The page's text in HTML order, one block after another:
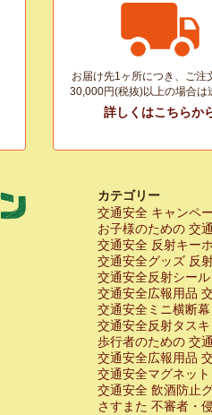
お届け先1ヶ所につき、ご注
30,000円(税抜)以上の場合は
詳しくはこちらか
カテゴリー
交通安全 キャンペ
お子様のための 交
交通安全 反射キー
交通安全グッズ 反
交通安全反射シール
交通安全広報用品
交通安全ミニ横断
交通安全反射タスキ
歩行者のための 交
交通安全広報用品
交通安全マグネット
交通安全 飲酒防止
さすまた 不審者・